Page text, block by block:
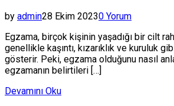
by admin28 Ekim 20230 Yorum
Egzama, birçok kişinin yaşadığı bir cilt
genellikle kaşıntı, kızarıklık ve kuruluk
gösterir. Peki, egzama olduğunu nasıl
egzamanın belirtileri […]
Devamını Oku